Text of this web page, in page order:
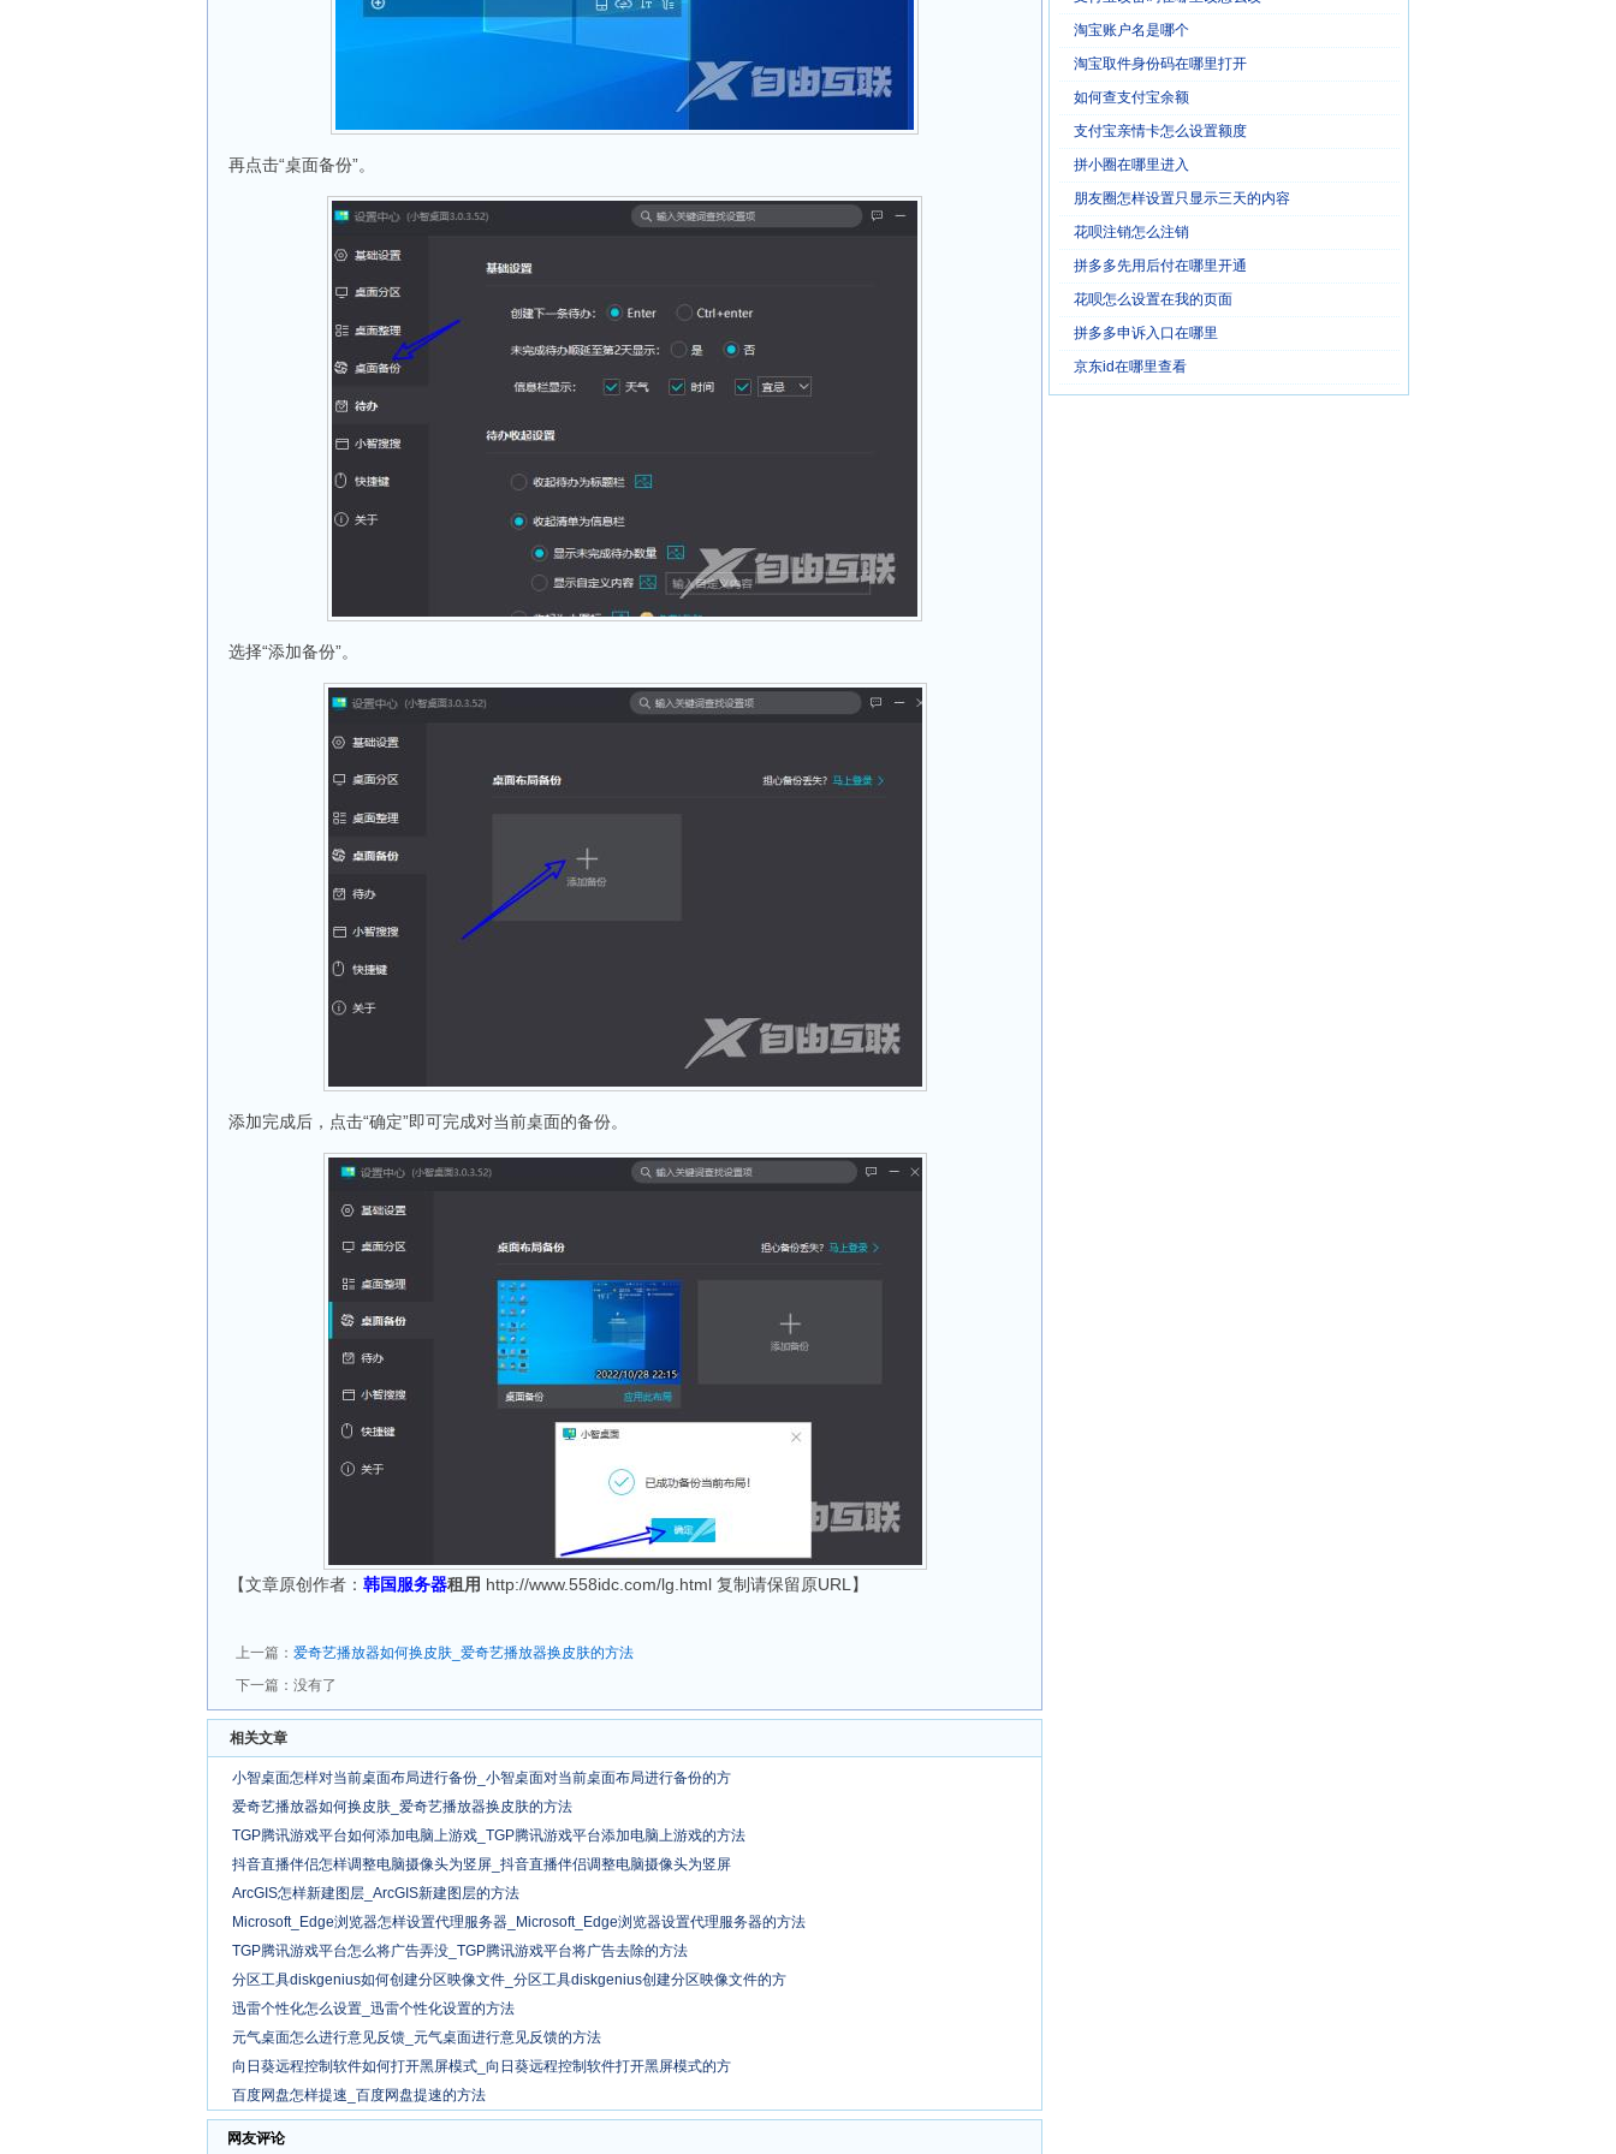
再点击“桌面备份”。
选择“添加备份”。
添加完成后，点击“确定”即可完成对当前桌面的备份。
【文章原创作者： 韩国服务器租用 http://www.558idc.com/lg.html 复制请保留原URL】
上一篇： 爱奇艺播放器如何换皮肤_爱奇艺播放器换皮肤的方法
下一篇：没有了
相关文章
小智桌面怎样对当前桌面布局进行备份_小智桌面对当前桌面布局进行备份的方
爱奇艺播放器如何换皮肤_爱奇艺播放器换皮肤的方法
TGP腾讯游戏平台如何添加电脑上游戏_TGP腾讯游戏平台添加电脑上游戏的方法
抖音直播伴侣怎样调整电脑摄像头为竖屏_抖音直播伴侣调整电脑摄像头为竖屏
ArcGIS怎样新建图层_ArcGIS新建图层的方法
Microsoft_Edge浏览器怎样设置代理服务器_Microsoft_Edge浏览器设置代理服务器的方法
TGP腾讯游戏平台怎么将广告弄没_TGP腾讯游戏平台将广告去除的方法
分区工具diskgenius如何创建分区映像文件_分区工具diskgenius创建分区映像文件的方
迅雷个性化怎么设置_迅雷个性化设置的方法
元气桌面怎么进行意见反馈_元气桌面进行意见反馈的方法
向日葵远程控制软件如何打开黑屏模式_向日葵远程控制软件打开黑屏模式的方
百度网盘怎样提速_百度网盘提速的方法
网友评论
淘宝账户名是哪个
淘宝取件身份码在哪里打开
如何查支付宝余额
支付宝亲情卡怎么设置额度
拼小圈在哪里进入
朋友圈怎样设置只显示三天的内容
花呗注销怎么注销
拼多多先用后付在哪里开通
花呗怎么设置在我的页面
拼多多申诉入口在哪里
京东id在哪里查看